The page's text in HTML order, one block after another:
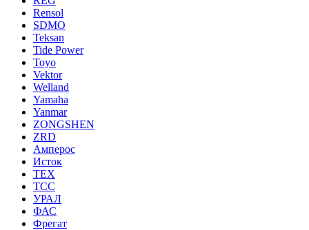
Rensol
SDMO
Teksan
Tide Power
Toyo
Vektor
Welland
Yamaha
Yanmar
ZONGSHEN
ZRD
Амперос
Исток
ТЕХ
ТСС
УРАЛ
ФАС
Фрегат